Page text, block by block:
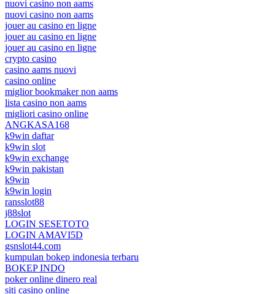
nuovi casino non aams
nuovi casino non aams
jouer au casino en ligne
jouer au casino en ligne
jouer au casino en ligne
crypto casino
casino aams nuovi
casino online
miglior bookmaker non aams
lista casino non aams
migliori casino online
ANGKASA168
k9win daftar
k9win slot
k9win exchange
k9win pakistan
k9win
k9win login
ransslot88
j88slot
LOGIN SESETOTO
LOGIN AMAVI5D
gsnslot44.com
kumpulan bokep indonesia terbaru
BOKEP INDO
poker online dinero real
siti casino online